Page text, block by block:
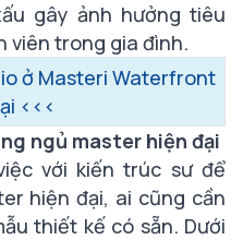
gây ảnh hưởng tiêu
viên trong gia đình.
ở Masteri Waterfront
<<<
ngủ master hiện đại
với kiến trúc sư để
hiện đại, ai cũng cần
thiết kế có sẵn. Dưới